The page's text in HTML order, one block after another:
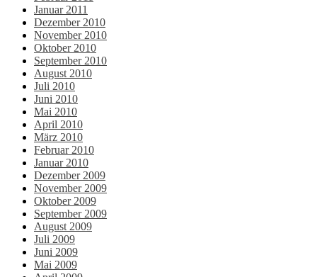
Januar 2011
Dezember 2010
November 2010
Oktober 2010
September 2010
August 2010
Juli 2010
Juni 2010
Mai 2010
April 2010
März 2010
Februar 2010
Januar 2010
Dezember 2009
November 2009
Oktober 2009
September 2009
August 2009
Juli 2009
Juni 2009
Mai 2009